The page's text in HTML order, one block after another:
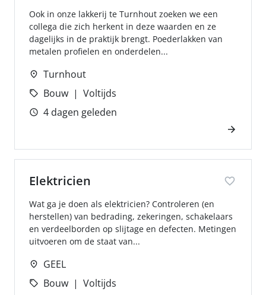
Ook in onze lakkerij te Turnhout zoeken we een
collega die zich herkent in deze waarden en ze
dagelijks in de praktijk brengt. Poederlakken van
metalen profielen en onderdelen...
Turnhout
Bouw
Voltijds
4 dagen geleden
Elektricien
Wat ga je doen als elektricien? Controleren (en
herstellen) van bedrading, zekeringen, schakelaars
en verdeelborden op slijtage en defecten. Metingen
uitvoeren om de staat van...
GEEL
Bouw
Voltijds